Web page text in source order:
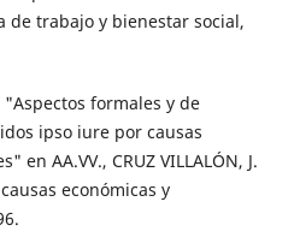
de trabajo y bienestar social,
"Aspectos formales y de
ipso iure por causas
en AA.VV., CRUZ VILLALÓN, J.
económicas y